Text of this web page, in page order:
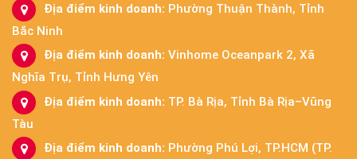
Địa điểm kinh doanh: Phường Thuận Thành, Tỉnh
Bắc Ninh
Địa điểm kinh doanh: Vinhome Oceanpark 2, Xã
Nghĩa Trụ, Tỉnh Hưng Yên
Địa điểm kinh doanh: TP. Bà Rịa, Tỉnh Bà Rịa–Vũng
Tàu
Địa điểm kinh doanh: Phường Phú Lợi, TP.HCM (TP.